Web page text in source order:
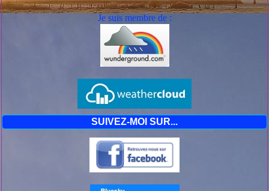
Je suis membre de :
SUIVEZ-MOI SUR...